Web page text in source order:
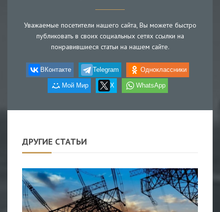
Уважаемые посетители нашего сайта, Вы можете быстро
публиковать в своих социальных сетях ссылки на
понравившиеся статьи на нашем сайте.
ВКонтакте Telegram Одноклассники
Мой Мир X WhatsApp
ДРУГИЕ СТАТЬИ